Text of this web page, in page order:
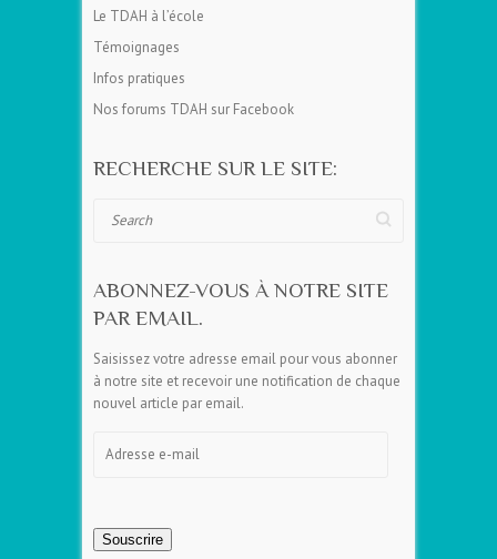
Le TDAH à l’école
Témoignages
Infos pratiques
Nos forums TDAH sur Facebook
RECHERCHE SUR LE SITE:
ABONNEZ-VOUS À NOTRE SITE
PAR EMAIL.
Saisissez votre adresse email pour vous abonner
à notre site et recevoir une notification de chaque
nouvel article par email.
Souscrire